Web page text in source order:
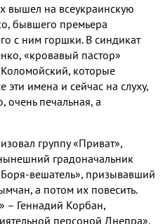
х вышел на всеукраинскую
, бывшего премьера
с ним горшки. В синдикат
, «кровавый пастор»
, которые
эти имена и сейчас на слуху,
, очень печальная, а
группу «Приват»,
градоначальник
-вешатель», призывавший
, а потом их повесить.
– Геннадий Корбан,
персоной Днепра».